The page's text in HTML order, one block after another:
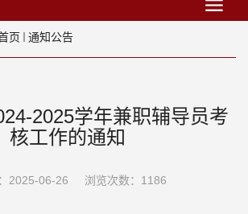
页 通知公告
2025学年兼职辅导员考
核工作的通知
2025-06-26 浏览次数： 1186